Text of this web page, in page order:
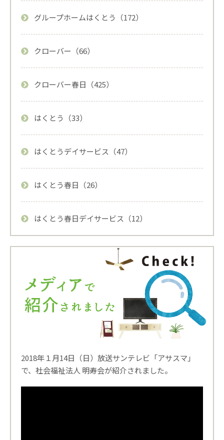
グループホームはくとう（172）
クローバー（66）
クローバー春日（425）
はくとう（33）
はくとうデイサービス（47）
はくとう春日（26）
はくとう春日デイサービス（12）
2018年１月14日（日）放送サンテレビ「アサスマ」
で、社会福祉法人 明寿会が紹介されました。